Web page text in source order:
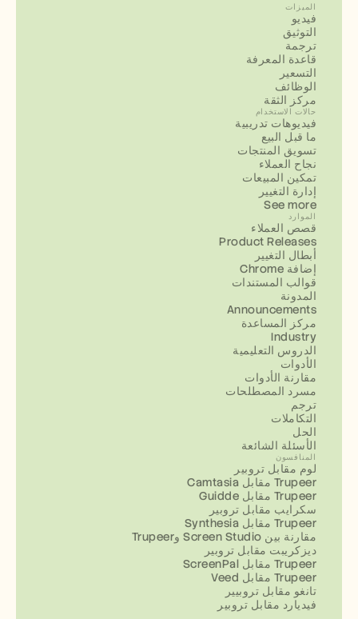
الميزات
فيديو
التوثيق
ترجمة
قاعدة المعرفة
التسعير
الوظائف
مركز الثقة
حالات الاستخدام
فيديوهات تدريبية
ما قبل البيع
تسويق المنتجات
نجاح العملاء
تمكين المبيعات
إدارة التغيير
See more
الموارد
قصص العملاء
Product Releases
أبطال التغيير
إضافة Chrome
قوالب المستندات
المدونة
Announcements
مركز المساعدة
Industry
الدروس التعليمية
الأدوات
مقارنة الأدوات
مسرد المصطلحات
ترجم
التكاملات
الحل
الأسئلة الشائعة
المنافسون
لوم مقابل تروبير
Camtasia مقابل Trupeer
Guidde مقابل Trupeer
سكرايب مقابل تروبير
Synthesia مقابل Trupeer
مقارنة بين Screen Studio وTrupeer
ديزكريبت مقابل تروبير
ScreenPal مقابل Trupeer
Veed مقابل Trupeer
تانغو مقابل تروبيير
فيديارد مقابل تروبير